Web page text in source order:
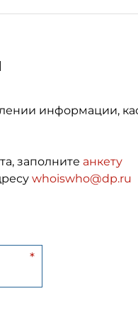
информации,
заполните анкету
whoiswho@dp.ru